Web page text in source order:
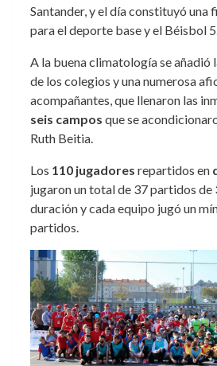
Santander, y el día constituyó una
para el deporte base y el Béisbol
A la buena climatología se añadió
de los colegios y una numerosa
acompañantes, que llenaron las
seis campos que se
Ruth Beitia.
Los 110 jugadores repartidos en
jugaron un total de 37 partidos de
duración y cada equipo jugó un
partidos.